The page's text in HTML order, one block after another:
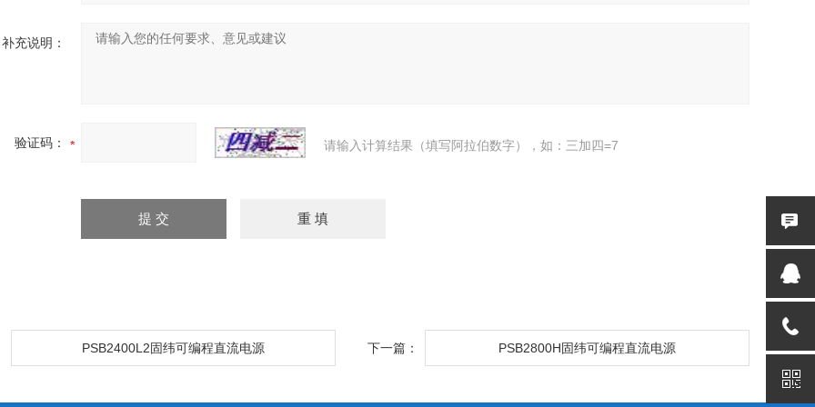
补充说明：
验证码： 请输入计算结果（填写阿拉伯数字），如：三加四=7
PSB2400L2固纬可编程直流电源 下一篇： PSB2800H固纬可编程直流电源